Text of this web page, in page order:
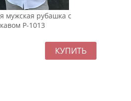
мужская рубашка с
Р-1013